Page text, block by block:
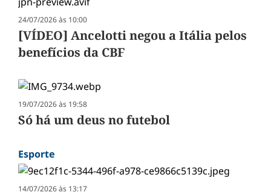
24/07/2026 às 10:00
[VÍDEO] Ancelotti negou a Itália pelos
benefícios da CBF
19/07/2026 às 19:58
Só há um deus no futebol
Esporte
14/07/2026 às 13:17